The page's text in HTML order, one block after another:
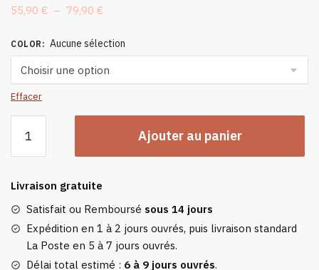
55,90 € – 79,90 €Plage
prix :
55,90 €
à
COLOR : Aucune sélection
Effacer
Plaid
&
Laine
Rose
Fleurs
Ajouter au panier
Livraison gratuite
Satisfait ou Remboursé sous 14 jours
Expédition en 1 à 2 jours ouvrés, puis livraison standard
La Poste en 5 à 7 jours ouvrés.
Délai total estimé : 6 à 9 jours ouvrés.